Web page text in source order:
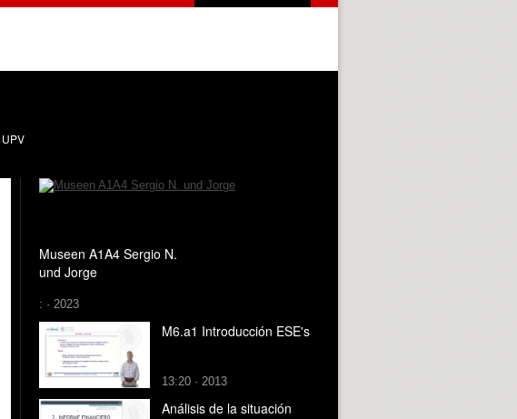
Museen A1A4 Sergio N.
und Jorge
: · 2023
M6.a1 Introducción ESE's
13:20 · 2013
Análisis de la situación